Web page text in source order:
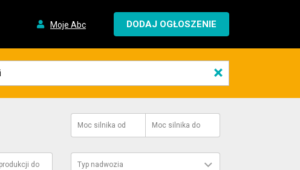
Moje Abc DODAJ OGŁOSZENIE
×
Moc silnika od Moc silnika do
do Typ nadwozia